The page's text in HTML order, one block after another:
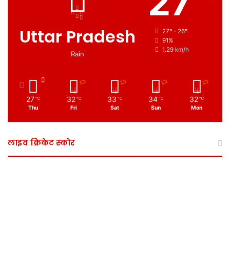
Uttar Pradesh
Rain
27º - 26º
91%
1.29 km/h
27 ℃
Thu
32 ℃
Fri
33 ℃
Sat
34 ℃
Sun
32 ℃
Mon
लाइव क्रिकेट स्कोर